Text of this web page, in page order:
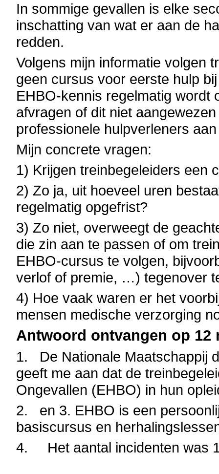
In sommige gevallen is elke
inschatting van wat er aan de
redden.
Volgens mijn informatie volgen
geen cursus voor eerste hulp
EHBO-kennis regelmatig wordt
afvragen of dit niet
professionele hulpverleners
Mijn concrete vragen:
1) Krijgen treinbegeleiders een
2) Zo ja, uit hoeveel uren
regelmatig opgefrist?
3) Zo niet, overweegt de
die zin aan te passen of om
EHBO-cursus te volgen,
verlof of premie, …) tegenover
4) Hoe vaak waren er het
mensen medische verzorging
Antwoord ontvangen op 12
1. De Nationale Maatschappij
geeft me aan dat de
Ongevallen (EHBO) in hun
2. en 3. EHBO is een
basiscursus en
4. Het aantal incidenten was